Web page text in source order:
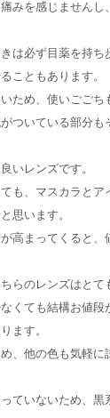
みを感じませんし
は必ず目薬を持
こともあります。
ため、使いごごち
ついている部分も
いレンズです。
も、マスカラとア
思います。
高まってくると、
らのレンズはとて
くても結構お値段
ます。
、他の色も気軽に
ていないため、黒